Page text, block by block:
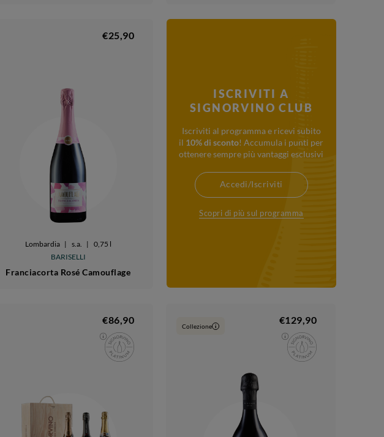
€25,90
Lombardia | s.a. |
0,75 l
BARISELLI
Franciacorta Rosé Camouflage
ISCRIVITI A
SIGNORVINO CLUB
Iscriviti al programma e ricevi subito
il 10% di sconto! Accumula i punti per
ottenere sempre più vantaggi esclusivi
Accedi/Iscriviti
Scopri di più sul programma
€86,90
Collezione i €129,90